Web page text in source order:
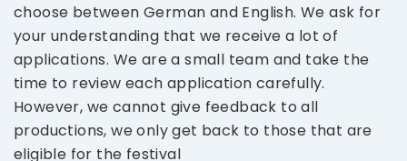
choose between German and English. We ask for
your understanding that we receive a lot of
applications. We are a small team and take the
time to review each application carefully.
However, we cannot give feedback to all
productions, we only get back to those that are
eligible for the festival